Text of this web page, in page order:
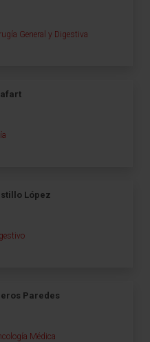
General y Digestiva
López
Paredes
Médica